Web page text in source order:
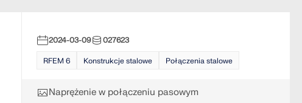
2024-03-09 027623
RFEM 6 Konstrukcje stalowe Połączenia stalowe
Naprężenie w połączeniu pasowym